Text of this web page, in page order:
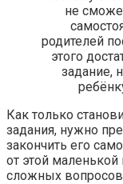
не
родителей
этого
задание,
Как только
задания, нужно
закончить его
от этой
сложных